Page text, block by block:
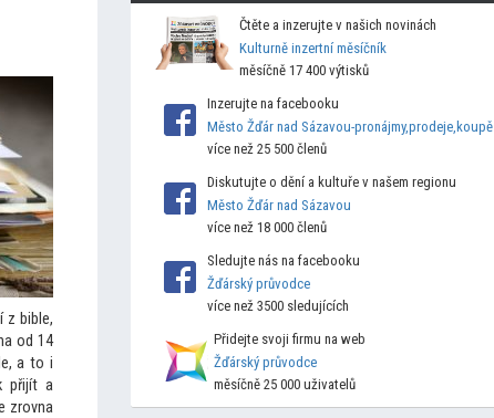
z bible,
od 14
ato i
přijít a
zrovna
Čtěte a inzerujte v našich novinách
Kulturně inzertní měsíčník
měsíčně 17 400 výtisků
Inzerujte na facebooku
Město Žďár nad Sázavou-pronájmy,prodeje,koupě
více než 25 500 členů
Diskutujte o dění a kultuře v našem regionu
Město Žďár nad Sázavou
více než 18 000 členů
Sledujte nás na facebooku
Žďárský průvodce
více než 3500 sledujících
Přidejte svoji firmu na web
Žďárský průvodce
měsíčně 25 000 uživatelů